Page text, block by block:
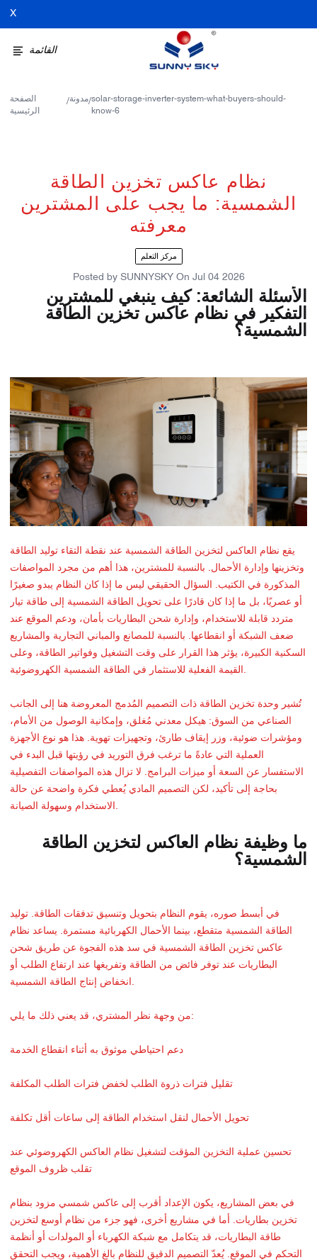
X
القائمة
الصفحة
الرئيسية
/مدونة/solar-storage-inverter-system-what-buyers-should-
know-6
نظام عاكس تخزين الطاقة
الشمسية: ما يجب على المشترين
معرفته
مركز التعلم
Posted by SUNNYSKYOn Jul 04 2026
الأسئلة الشائعة: كيف ينبغي للمشترين
التفكير في نظام عاكس تخزين الطاقة
الشمسية؟
يقع نظام العاكس لتخزين الطاقة الشمسية عند نقطة التقاء توليد الطاقة
وتخزينها وإدارة الأحمال. بالنسبة للمشترين، هذا أهم من مجرد المواصفات
المذكورة في الكتيب. السؤال الحقيقي ليس ما إذا كان النظام يبدو صغيرًا
أو عصريًا، بل ما إذا كان قادرًا على تحويل الطاقة الشمسية إلى طاقة تيار
متردد قابلة للاستخدام، وإدارة شحن البطاريات بأمان، ودعم الموقع عند
ضعف الشبكة أو انقطاعها. بالنسبة للمصانع والمباني التجارية والمشاريع
السكنية الكبيرة، يؤثر هذا القرار على وقت التشغيل وفواتير الطاقة، وعلى
القيمة الفعلية للاستثمار في الطاقة الشمسية الكهروضوئية.
تُشير وحدة تخزين الطاقة ذات التصميم المُدمج المعروضة هنا إلى الجانب
الصناعي من السوق: هيكل معدني مُغلق، وإمكانية الوصول من الأمام،
ومؤشرات ضوئية، وزر إيقاف طارئ، وتجهيزات تهوية. هذا هو نوع الأجهزة
العملية التي عادةً ما ترغب فرق التوريد في رؤيتها قبل البدء في
الاستفسار عن السعة أو ميزات البرامج. لا تزال هذه المواصفات التفصيلية
بحاجة إلى تأكيد، لكن التصميم المادي يُعطي فكرة واضحة عن حالة
الاستخدام وسهولة الصيانة.
ما وظيفة نظام العاكس لتخزين الطاقة
الشمسية؟
في أبسط صوره، يقوم النظام بتحويل وتنسيق تدفقات الطاقة. توليد
الطاقة الشمسية متقطع، بينما الأحمال الكهربائية مستمرة. يساعد نظام
عاكس تخزين الطاقة الشمسية في سد هذه الفجوة عن طريق شحن
البطاريات عند توفر فائض من الطاقة وتفريغها عند ارتفاع الطلب أو
انخفاض إنتاج الطاقة الشمسية.
من وجهة نظر المشتري، قد يعني ذلك ما يلي:
دعم احتياطي موثوق به أثناء انقطاع الخدمة
تقليل فترات ذروة الطلب لخفض فترات الطلب المكلفة
تحويل الأحمال لنقل استخدام الطاقة إلى ساعات أقل تكلفة
تحسين عملية التخزين المؤقت لتشغيل نظام العاكس الكهروضوئي عند
تقلب ظروف الموقع
في بعض المشاريع، يكون الإعداد أقرب إلى عاكس شمسي مزود بنظام
تخزين بطاريات. أما في مشاريع أخرى، فهو جزء من نظام أوسع لتخزين
طاقة البطاريات، قد يتكامل مع شبكة الكهرباء أو المولدات أو أنظمة
التحكم في الموقع. يُعدّ التصميم الدقيق للنظام بالغ الأهمية، ويجب التحقق